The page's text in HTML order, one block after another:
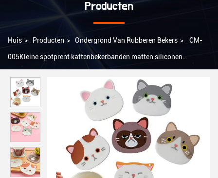
Producten
Huis > Producten > Ondergrond Van Rubberen Bekers > CM-
005Kleine spotprent kattenbekerbanden matten siliconen